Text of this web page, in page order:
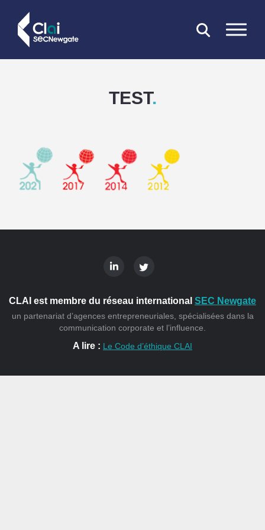
FERMER
TEST
CLAI est membre du réseau international SEC Newgate
un partenariat d’agences entrepreneuriales, spécialisées dans la
communication corporate et l’influence.
A lire : Le Code d’éthique CLAI